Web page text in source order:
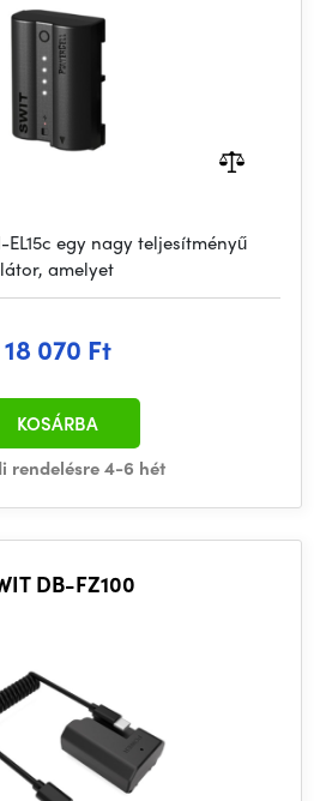
egy nagy teljesítményű
amelyet
18 070 Ft
rendelésre 4-6 hét
KOSÁRBA
DB-FZ100